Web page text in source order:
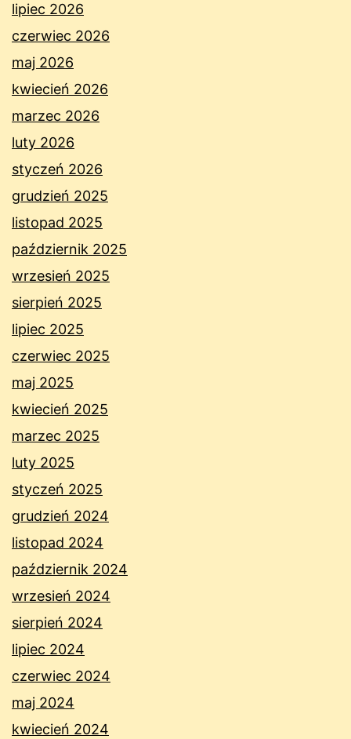
lipiec 2026
czerwiec 2026
maj 2026
kwiecień 2026
marzec 2026
luty 2026
styczeń 2026
grudzień 2025
listopad 2025
październik 2025
wrzesień 2025
sierpień 2025
lipiec 2025
czerwiec 2025
maj 2025
kwiecień 2025
marzec 2025
luty 2025
styczeń 2025
grudzień 2024
listopad 2024
październik 2024
wrzesień 2024
sierpień 2024
lipiec 2024
czerwiec 2024
maj 2024
kwiecień 2024